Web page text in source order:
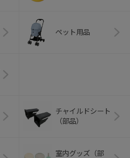
ペット用品
チャイルドシート
（部品）
室内グッズ（部